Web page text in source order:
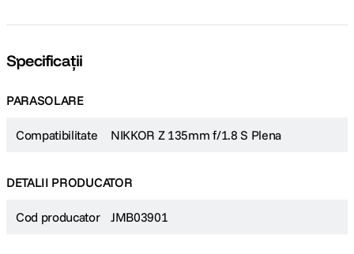
Specificații
PARASOLARE
Compatibilitate NIKKOR Z 135mm f/1.8 S Plena
DETALII PRODUCATOR
Cod producator JMB03901